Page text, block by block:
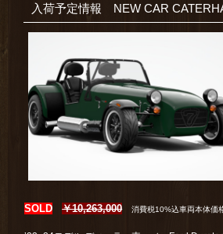
入荷予定情報 NEW CAR
SOLD ￥10,263,000 消費税10%込車両本体価